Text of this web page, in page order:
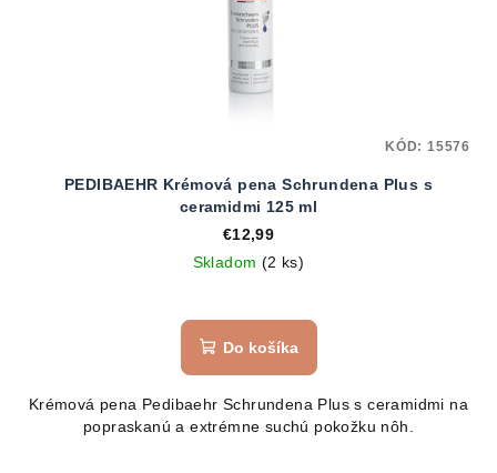
PEDIBAEHR Krémová pena Schrundena Plus s
ceramidmi 125 ml
€12,99
Skladom (2 ks)
Do košíka
Krémová pena Pedibaehr Schrundena Plus s ceramidmi na
popraskanú a extrémne suchú pokožku nôh.
KÓD: 15576